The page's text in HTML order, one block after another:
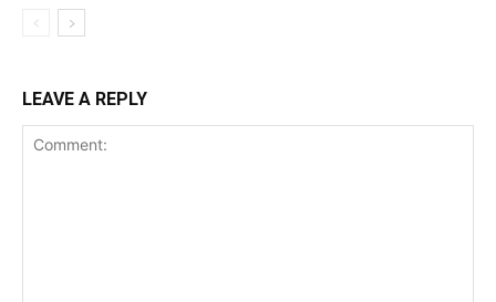
LEAVE A REPLY